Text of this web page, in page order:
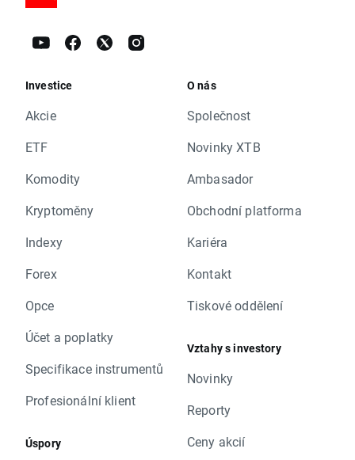
Investice
Akcie
ETF
Komodity
Kryptoměny
Indexy
Forex
Opce
Účet a poplatky
Specifikace instrumentů
Profesionální klient
Úspory
O nás
Společnost
Novinky XTB
Ambasador
Obchodní platforma
Kariéra
Kontakt
Tiskové oddělení
Vztahy s investory
Novinky
Reporty
Ceny akcií